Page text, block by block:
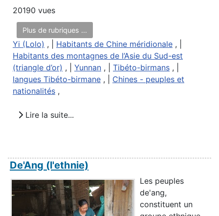
20190 vues
Plus de rubriques ...
Yi (Lolo) , | Habitants de Chine méridionale , |
Habitants des montagnes de l’Asie du Sud-est
(triangle d’or) , | Yunnan , | Tibéto-birmans , |
langues Tibéto-birmane , | Chines - peuples et
nationalités ,
Lire la suite...
De'Ang (l'ethnie)
Les peuples
de'ang,
constituent un